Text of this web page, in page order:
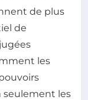
de plus
de
les
seulement les